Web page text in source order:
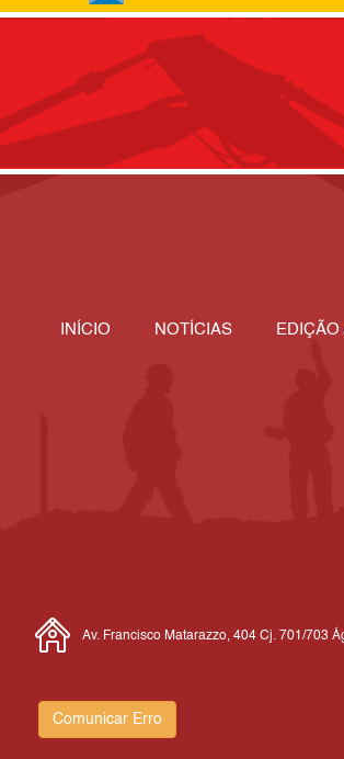
INÍCIO NOTÍCIAS EDIÇÃO
Av. Francisco Matarazzo, 404 Cj. 701/703
Comunicar Erro